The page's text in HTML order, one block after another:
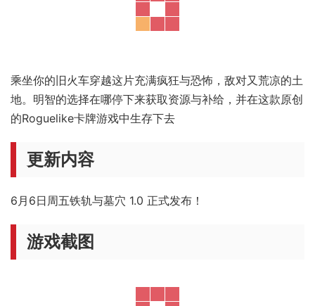
乘坐你的旧火车穿越这片充满疯狂与恐怖，敌对又荒凉的土
地。明智的选择在哪停下来获取资源与补给，并在这款原创
的Roguelike卡牌游戏中生存下去
更新内容
6月6日周五铁轨与墓穴 1.0 正式发布！
游戏截图